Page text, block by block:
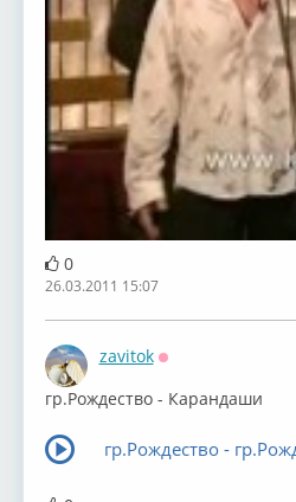
0
26.03.2011 15:07
zavitok
гр.Рождество - Карандаши
гр.Рождество -